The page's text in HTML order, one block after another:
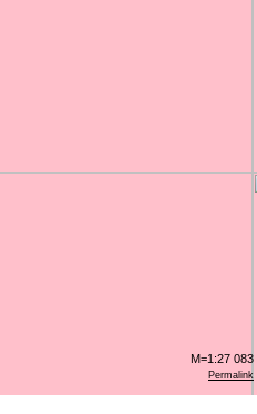
Permalink
M=1:27 083